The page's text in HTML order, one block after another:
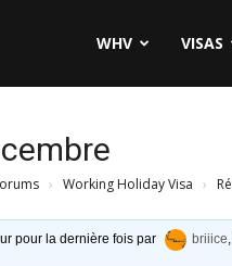
WHV VISAS
› Working Holiday Visa ›
pour la dernière fois par briiice